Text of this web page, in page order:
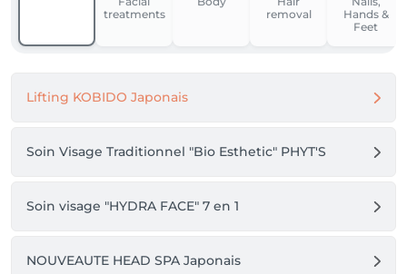
sera mis en place pour toute réservation à partir du
suit:
treatments
removal
Hands &
Feet
Lifting KOBIDO Japonais
Soin Visage Traditionnel "Bio Esthetic" PHYT'S
Soin visage "HYDRA FACE" 7 en 1
NOUVEAUTE HEAD SPA Japonais